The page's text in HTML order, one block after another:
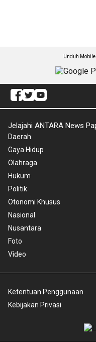
Unduh
Jelajahi ANTARA News
Daerah
Gaya Hidup
Olahraga
Hukum
Politik
Otonomi Khusus
Nasional
Nusantara
Foto
Video
Ketentuan Penggunaan
Kebijakan Privasi